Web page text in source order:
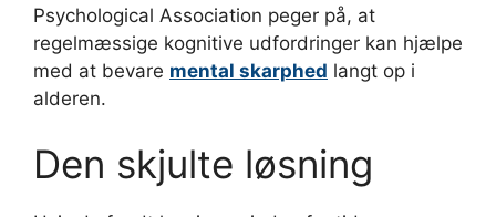
Psychological Association peger på, at
regelmæssige kognitive udfordringer kan hjælpe
med at bevare mental skarphed langt op i
alderen.
Den skjulte løsning